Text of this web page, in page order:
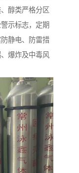
醇类严格分区
示标志，定期
静电、防雷措
爆炸及中毒风